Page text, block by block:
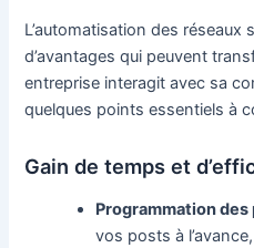
L’automatisation des
d’avantages qui peuvent
entreprise interagit avec sa
quelques points essentiels à
Gain de temps et
Programmation
vos posts à